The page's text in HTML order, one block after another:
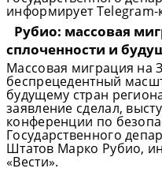
информирует Telegram-
Рубио: массовая
сплоченности и
Массовая миграция на
беспрецедентный
будущему стран
заявление сделал,
конференции по
Государственного
Штатов Марко Рубио,
«Вести».